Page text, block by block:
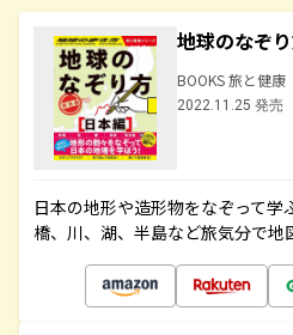
地球のなぞ
BOOKS 旅と健康
2022.11.25 発売
日本の地形や造形物をなぞって
橋、川、湖、半島など旅気分で地